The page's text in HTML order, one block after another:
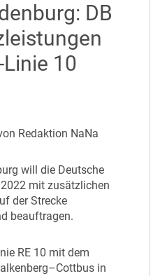
DB
Linie 10
von Redaktion NaNa
will die Deutsche
mit zusätzlichen
der Strecke
beauftragen.
RE 10 mit dem
in